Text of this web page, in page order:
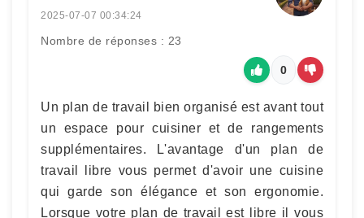
2025-07-07 00:34:24
Nombre de réponses : 23
0
Un plan de travail bien organisé est avant tout
un espace pour cuisiner et de rangements
supplémentaires. L'avantage d'un plan de
travail libre vous permet d'avoir une cuisine
qui garde son élégance et son ergonomie.
Lorsque votre plan de travail est libre il vous